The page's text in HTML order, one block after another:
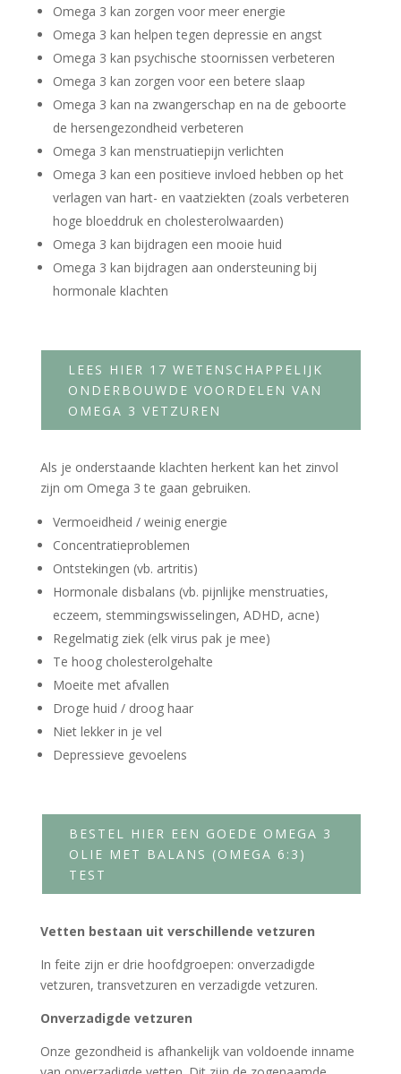
Omega 3 kan zorgen voor meer energie
Omega 3 kan helpen tegen depressie en angst
Omega 3 kan psychische stoornissen verbeteren
Omega 3 kan zorgen voor een betere slaap
Omega 3 kan na zwangerschap en na de geboorte
de hersengezondheid verbeteren
Omega 3 kan menstruatiepijn verlichten
Omega 3 kan een positieve invloed hebben op het
verlagen van hart- en vaatziekten (zoals verbeteren
hoge bloeddruk en cholesterolwaarden)
Omega 3 kan bijdragen een mooie huid
Omega 3 kan bijdragen aan ondersteuning bij
hormonale klachten
LEES HIER 17 WETENSCHAPPELIJK
ONDERBOUWDE VOORDELEN VAN
OMEGA 3 VETZUREN
Als je onderstaande klachten herkent kan het zinvol
zijn om Omega 3 te gaan gebruiken.
Vermoeidheid / weinig energie
Concentratieproblemen
Ontstekingen (vb. artritis)
Hormonale disbalans (vb. pijnlijke menstruaties,
eczeem, stemmingswisselingen, ADHD, acne)
Regelmatig ziek (elk virus pak je mee)
Te hoog cholesterolgehalte
Moeite met afvallen
Droge huid / droog haar
Niet lekker in je vel
Depressieve gevoelens
BESTEL HIER EEN GOEDE OMEGA 3
OLIE MET BALANS (OMEGA 6:3)
TEST
Vetten bestaan uit verschillende vetzuren
In feite zijn er drie hoofdgroepen: onverzadigde
vetzuren, transvetzuren en verzadigde vetzuren.
Onverzadigde vetzuren
Onze gezondheid is afhankelijk van voldoende inname